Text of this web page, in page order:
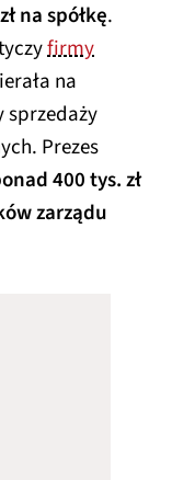
na spółkę.
firmy
na
sprzedaży
Prezes
400 tys. zł
zarządu